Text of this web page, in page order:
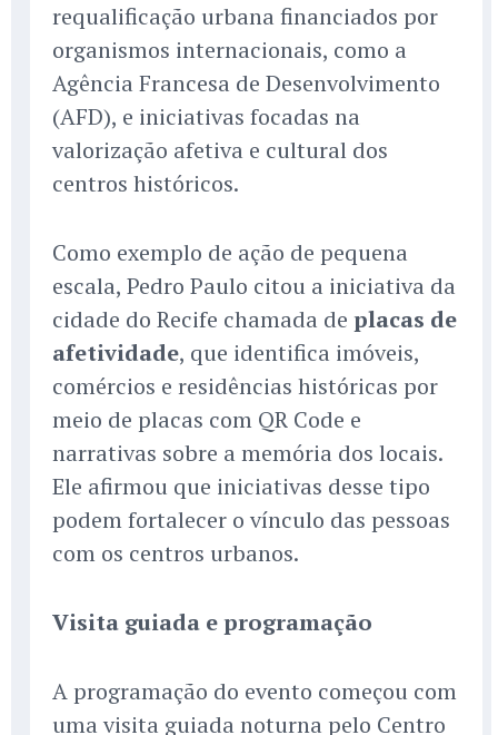
requalificação urbana financiados por
organismos internacionais, como a
Agência Francesa de Desenvolvimento
(AFD), e iniciativas focadas na
valorização afetiva e cultural dos
centros históricos.
Como exemplo de ação de pequena
escala, Pedro Paulo citou a iniciativa da
cidade do Recife chamada de placas de
afetividade, que identifica imóveis,
comércios e residências históricas por
meio de placas com QR Code e
narrativas sobre a memória dos locais.
Ele afirmou que iniciativas desse tipo
podem fortalecer o vínculo das pessoas
com os centros urbanos.
Visita guiada e programação
A programação do evento começou com
uma visita guiada noturna pelo Centro